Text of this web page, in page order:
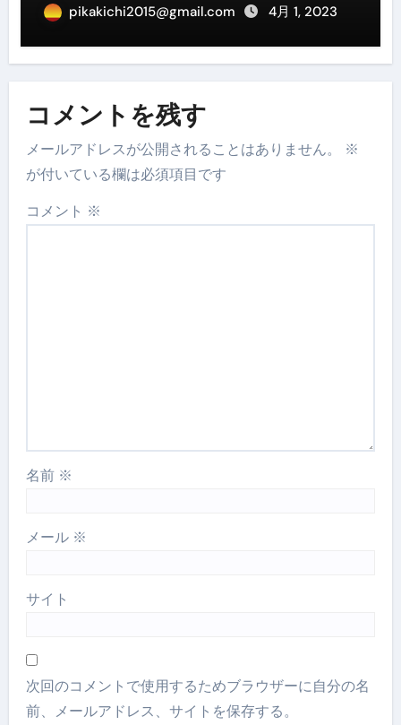
pikakichi2015@gmail.com 4月 1, 2023
コメントを残す
メールアドレスが公開されることはありません。
※
が付いている欄は必須項目です
コメント ※
名前 ※
メール ※
サイト
次回のコメントで使用するためブラウザーに自分の名
前、メールアドレス、サイトを保存する。